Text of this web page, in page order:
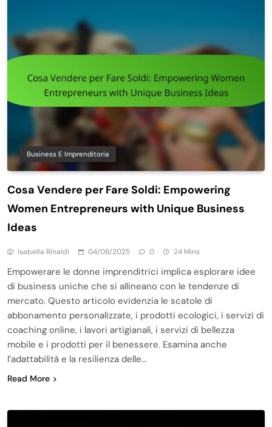
Business E Imprenditoria
Cosa Vendere per Fare Soldi: Empowering
Women Entrepreneurs with Unique Business
Ideas
Isabella Rinaldi 04/08/2025 0 24 Mins
Empowerare le donne imprenditrici implica esplorare idee
di business uniche che si allineano con le tendenze di
mercato. Questo articolo evidenzia le scatole di
abbonamento personalizzate, i prodotti ecologici, i servizi di
coaching online, i lavori artigianali, i servizi di bellezza
mobile e i prodotti per il benessere. Esamina anche
l’adattabilità e la resilienza delle…
Read More